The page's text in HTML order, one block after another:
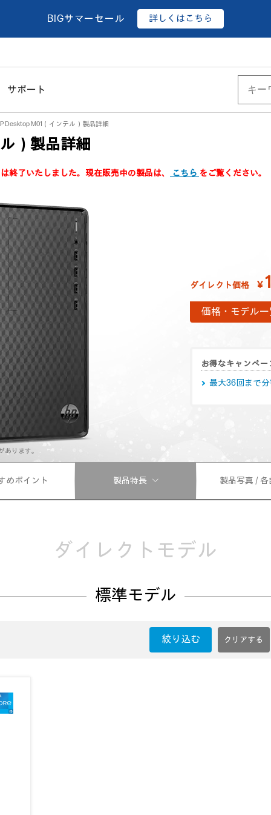
BIGサマーセール 詳しくはこちら
サポート
Desktop M01（インテル）製品詳細
）製品詳細
終了いたしました。現在販売中の製品は、 こちら をご覧ください。
ダイレクト価格 ￥
価格・モデル
お得なキャンペー
最大36回まで
ります。
めポイント 製品特長 製品写真 / 各
ダイレクトモデル
標準モデル
絞り込む